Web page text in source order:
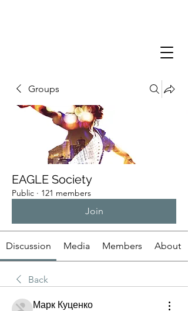
Groups
EAGLE Society
Public · 121 members
Join
Discussion Media Members About
Back
Марк Куценко